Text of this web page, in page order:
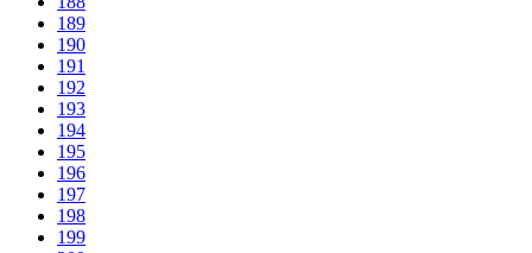
189
190
191
192
193
194
195
196
197
198
199